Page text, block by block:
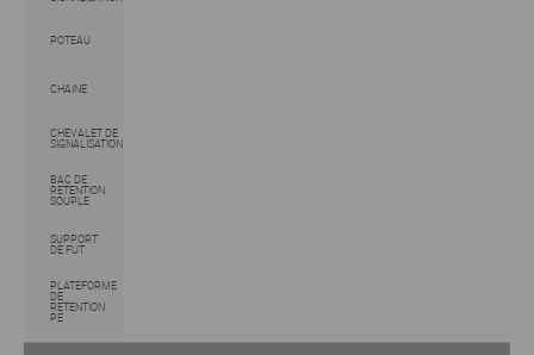
POTEAU
CHAINE
CHEVALET DE
SIGNALISATION
BAC DE
RETENTION
SOUPLE
SUPPORT
DE FUT
PLATEFORME
DE
RETENTION
PE